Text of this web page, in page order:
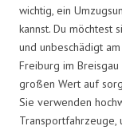
wichtig, ein
kannst. Du möchtest
und unbeschädigt
Freiburg im
großen Wert auf
Sie verwenden
Transportfahrzeuge,